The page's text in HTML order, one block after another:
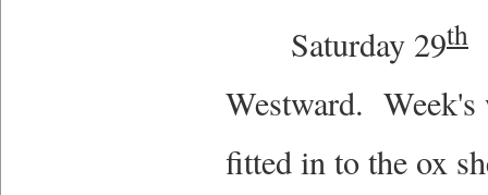
Saturday 29th
Westward.
fitted in to the ox